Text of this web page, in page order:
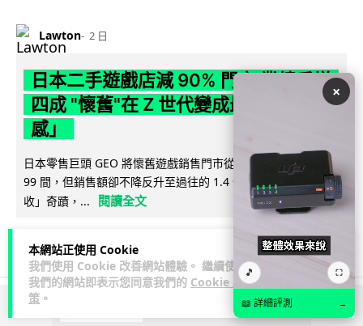
本網站正使用 Cookie
我們使用 Cookie 改善網站體驗。 繼續使用
我們的網站即表示您同意我們的 Cookie 政
策 。
Lawton 2 日
日本二手遊戲店減 90% 門市 業績反增
四成 "懷舊"在 Z 世代變成最潮「新鮮
感」
日本零售巨頭 GEO 將懷舊遊戲銷售門市從 1,000 間大幅減至
99 間，但銷售額卻不降反升至過往的 1.4 倍。做到「減店增
收」奇蹟，...
閱讀全文
×
🎵 ⛶
📖 詳細評測 →